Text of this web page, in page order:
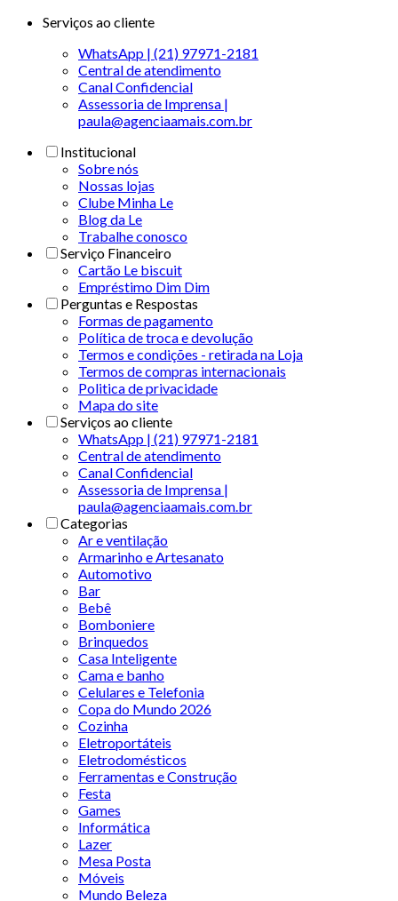
Serviços ao cliente
WhatsApp | (21) 97971-2181
Central de atendimento
Canal Confidencial
Assessoria de Imprensa |
paula@agenciaamais.com.br
Institucional
Sobre nós
Nossas lojas
Clube Minha Le
Blog da Le
Trabalhe conosco
Serviço Financeiro
Cartão Le biscuit
Empréstimo Dim Dim
Perguntas e Respostas
Formas de pagamento
Política de troca e devolução
Termos e condições - retirada na Loja
Termos de compras internacionais
Politica de privacidade
Mapa do site
Serviços ao cliente
WhatsApp | (21) 97971-2181
Central de atendimento
Canal Confidencial
Assessoria de Imprensa |
paula@agenciaamais.com.br
Categorias
Ar e ventilação
Armarinho e Artesanato
Automotivo
Bar
Bebê
Bomboniere
Brinquedos
Casa Inteligente
Cama e banho
Celulares e Telefonia
Copa do Mundo 2026
Cozinha
Eletroportáteis
Eletrodomésticos
Ferramentas e Construção
Festa
Games
Informática
Lazer
Mesa Posta
Móveis
Mundo Beleza